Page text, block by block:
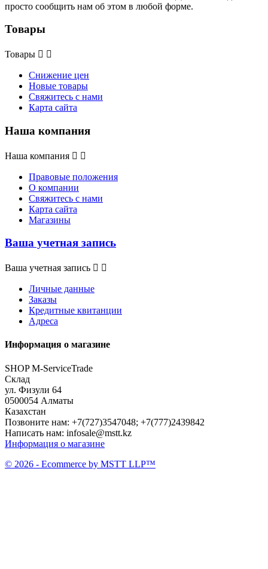
просто сообщить нам об этом в любой форме.
Товары
Товары  
Снижение цен
Новые товары
Свяжитесь с нами
Карта сайта
Наша компания
Наша компания  
Правовые положения
О компании
Свяжитесь с нами
Карта сайта
Магазины
Ваша учетная запись
Ваша учетная запись  
Личные данные
Заказы
Кредитные квитанции
Адреса
Информация о магазине
SHOP M-ServiceTrade
Склад
ул. Физули 64
0500054 Алматы
Казахстан
Позвоните нам: +7(727)3547048; +7(777)2439842
Написать нам: infosale@mstt.kz
Информация о магазине
© 2026 - Ecommerce by MSTT LLP™